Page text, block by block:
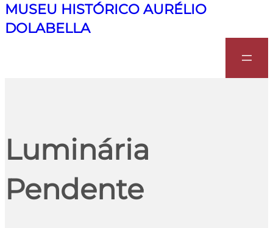
MUSEU HISTÓRICO AURÉLIO
DOLABELLA
Luminária
Pendente